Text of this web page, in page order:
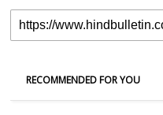
RECOMMENDED FOR YOU